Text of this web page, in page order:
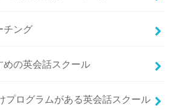
チング
めの英会話スクール
プログラムがある英会話スクール